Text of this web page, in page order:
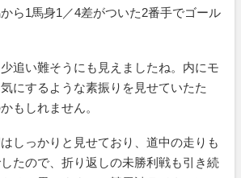
ら1馬身1／4差がついた2番手でゴール
少追い難そうにも見えましたね。内にモ
にするような素振りを見せていたた
もしれません。
しっかりと見せており、道中の走りも
たので、折り返しの未勝利戦も引き続